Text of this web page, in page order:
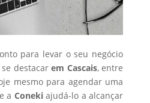
para levar o seu negócio
se destacarem Cascais, entre
mesmo para agendar uma
a Conekiajudá-lo a alcançar